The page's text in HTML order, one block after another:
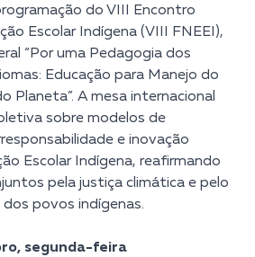
do VIII Encontro
Escolar Indígena (VIII FNEEI),
“Por uma Pedagogia dos
Educação para Manejo do
Planeta”. A mesa internacional
sobre modelos de
e inovação
Escolar Indígena, reafirmando
pela justiça climática e pelo
povos indígenas.
segunda-feira